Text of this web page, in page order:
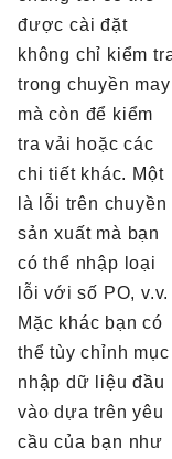
được cài đặt
không chỉ kiểm
trong chuyền may
mà còn để kiểm
tra vải hoặc các
chi tiết khác. Một
là lỗi trên chuyền
sản xuất mà bạn
có thể nhập loại
lỗi với số PO, v.v.
Mặc khác bạn có
thể tùy chỉnh mục
nhập dữ liệu đầu
vào dựa trên yêu
cầu của bạn như